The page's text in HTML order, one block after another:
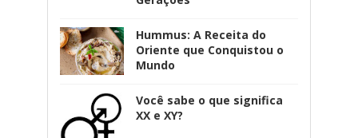
Hummus: A Receita do
Oriente que Conquistou o
Mundo
Você sabe o que significa
XX e XY?